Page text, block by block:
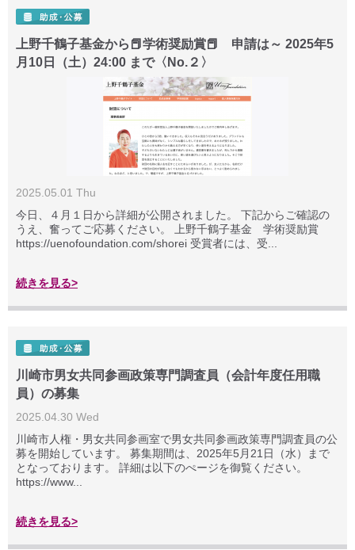
上野千鶴子基金から📕学術奨励賞📕 申請は～ 2025年5
月10日（土）24:00 まで〈No.２〉
2025.05.01 Thu
今日、４月１日から詳細が公開されました。 下記からご確認の
うえ、奮ってご応募ください。 上野千鶴子基金 学術奨励賞
https://uenofoundation.com/shorei 受賞者には、受...
続きを見る>
川崎市男女共同参画政策専門調査員（会計年度任用職
員）の募集
2025.04.30 Wed
川崎市人権・男女共同参画室で男女共同参画政策専門調査員の公
募を開始しています。 募集期間は、2025年5月21日（水）まで
となっております。 詳細は以下のぺージを御覧ください。
https://www...
続きを見る>